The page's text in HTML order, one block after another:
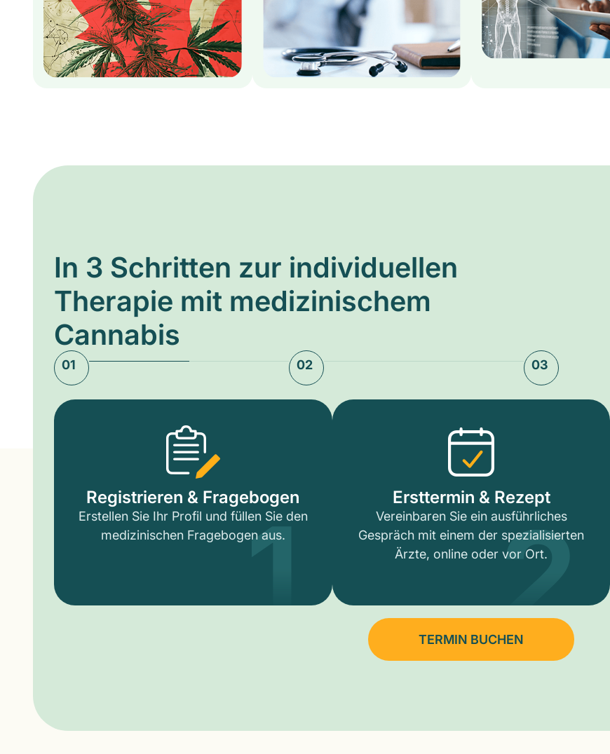
In 3 Schritten zur individuellen
Therapie mit medizinischem
Cannabis
01 02 03
Registrieren & Fragebogen
Erstellen Sie Ihr Profil und füllen Sie den
medizinischen Fragebogen aus.
1 Ersttermin & Rezept
Vereinbaren Sie ein ausführliches
Gespräch mit einem der spezialisierten
Ärzte, online oder vor Ort.
2
TERMIN BUCHEN